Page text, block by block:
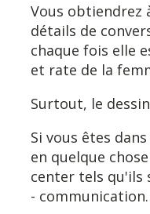
Vous obtiendrez
détails de
chaque fois elle
et rate de la
Surtout, le
Si vous êtes
en quelque
center tels qu'ils
- communication.